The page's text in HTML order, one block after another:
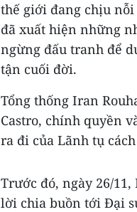
thế giới đang chịu
đã xuất hiện những
ngừng đấu tranh để
tận cuối đời.
Tổng thống Iran
Castro, chính quyền
ra đi của Lãnh tụ
Trước đó, ngày 26/
lời chia buồn tới Đại